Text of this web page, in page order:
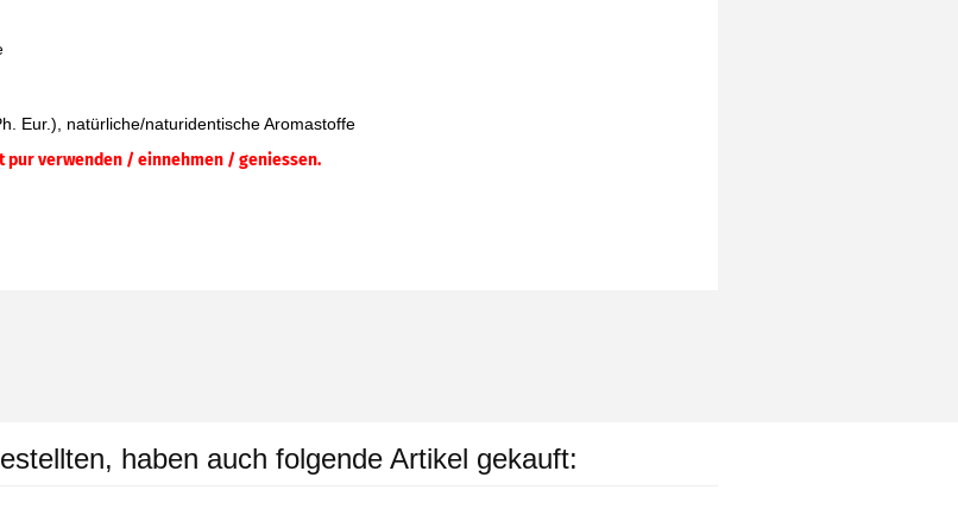
Eur.), natürliche/naturidentische Aromastoffe
pur verwenden / einnehmen / geniessen.
haben auch folgende Artikel gekauft: